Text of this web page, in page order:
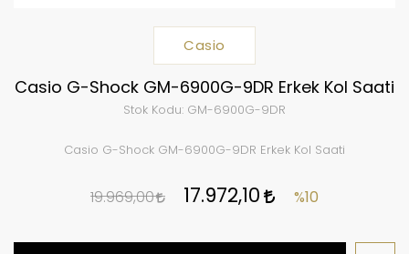
Casio
Casio G-Shock GM-6900G-9DR Erkek Kol Saati
Stok Kodu: GM-6900G-9DR
Casio G-Shock GM-6900G-9DR Erkek Kol Saati
19.969,00 17.972,10 %10